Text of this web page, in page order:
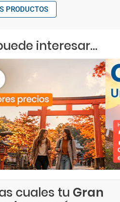
PRODUCTOS
interesar...
cuales tu Gran